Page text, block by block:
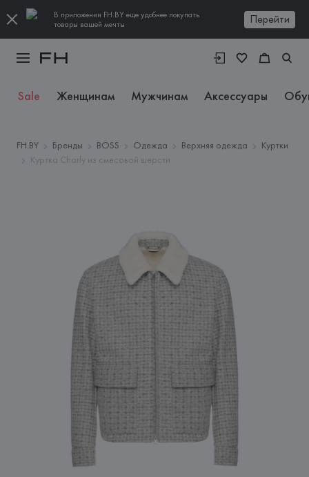
В приложении FH.BY еще удобнее покупать
товары вашей мечты
Перейти
Sale Женщинам Мужчинам Аксессуары
FH.BY Бренды BOSS Одежда Верхняя одежда
Куртки
Куртка Charly из смесовой шерсти